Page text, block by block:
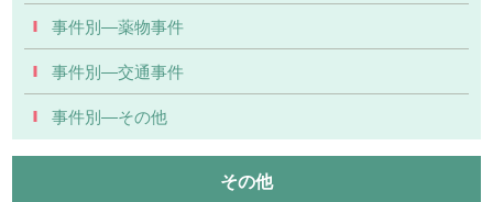
事件別―薬物事件
事件別―交通事件
事件別―その他
その他